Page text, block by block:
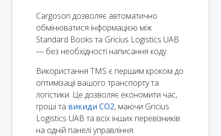
Cargoson дозволяє автоматично
обмінюватися інформацією між
Standard Books та Gricius Logistics UAB
— без необхідності написання коду.
Використання TMS є першим кроком до
оптимізації вашого транспорту та
логістики. Це дозволяє економити час,
гроші та викиди CO2, маючи Gricius
Logistics UAB та всіх інших перевізників
на одній панелі управління.